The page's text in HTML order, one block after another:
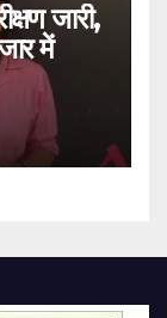
जारी,
में